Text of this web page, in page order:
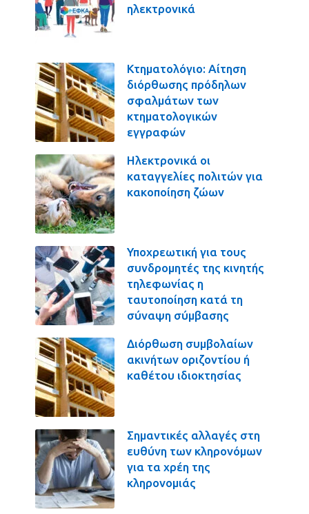
ηλεκτρονικά
Κτηματολόγιο: Αίτηση
διόρθωσης πρόδηλων
σφαλμάτων των
κτηματολογικών
εγγραφών
Ηλεκτρονικά οι
καταγγελίες πολιτών για
κακοποίηση ζώων
Υποχρεωτική για τους
συνδρομητές της κινητής
τηλεφωνίας η
ταυτοποίηση κατά τη
σύναψη σύμβασης
Διόρθωση συμβολαίων
ακινήτων οριζοντίου ή
καθέτου ιδιοκτησίας
Σημαντικές αλλαγές στη
ευθύνη των κληρονόμων
για τα χρέη της
κληρονομιάς